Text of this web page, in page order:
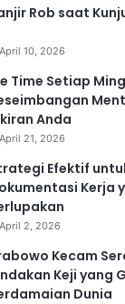
Rob saat
April 10, 2026
Time Setiap
Anda
April 21, 2026
Efektif
Kerja
April 2, 2026
Kecam
Keji yang
Dunia